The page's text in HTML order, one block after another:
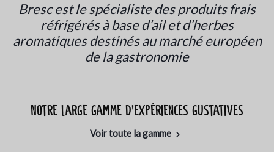
Bresc est le spécialiste des produits frais
réfrigérés à base d’ail et d’herbes
aromatiques destinés au marché européen
de la gastronomie
Notre large gamme d'expériences gustatives
Voir toute la gamme